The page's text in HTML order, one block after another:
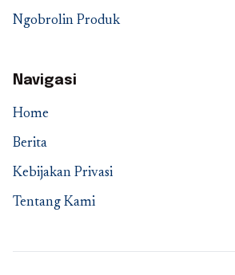
Ngobrolin Produk
Navigasi
Home
Berita
Kebijakan Privasi
Tentang Kami